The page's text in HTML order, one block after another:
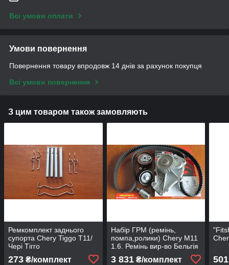
Всі умови оплати
Умови повернення
Повернення товару впродовж 14 днів за рахунок покупця
Всі умови повернення
З цим товаром також замовляють
Ремкомплект заднього
супорта Chery Tiggo T11/
Чері Тігго
273 ₴/комплект
Набір ГРМ (ремінь,
помпа,ролики) Chery M11
1.6. Ремінь вир-во Бельгія
3 831₴/комплект 501